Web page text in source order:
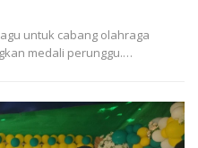
untuk cabang olahraga
medali perunggu.…